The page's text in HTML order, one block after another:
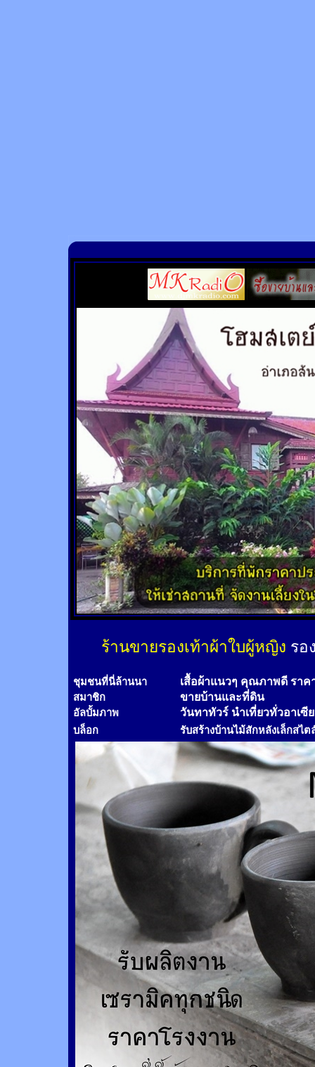
ร้านขายรองเท้าผ้าใบผู้หญิง รอ
ชุมชนที่นี่ล้านนา เสื้อผ้าแนวๆ คุณภาพดี ราค
สมาชิก ขายบ้านและที่ดิน
อัลบั้มภาพ วันทาทัวร์ นำเที่ยวทั่วอาเซี
บล็อก รับสร้างบ้านไม้สักหลังเล็กสไต